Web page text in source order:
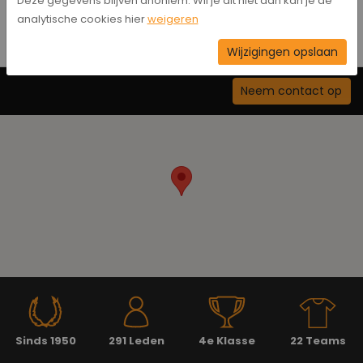
Neem contact op
Sinds 1950 291 Leden 4e Klasse 22 Teams
analytische cookies hierweigeren
Wijzigingen opslaan